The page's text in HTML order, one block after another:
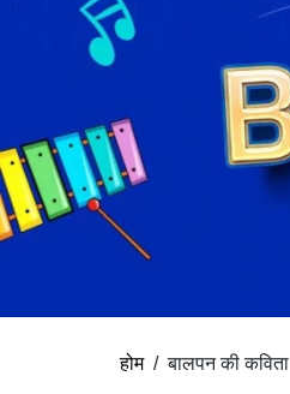
होम बालपन की कविता